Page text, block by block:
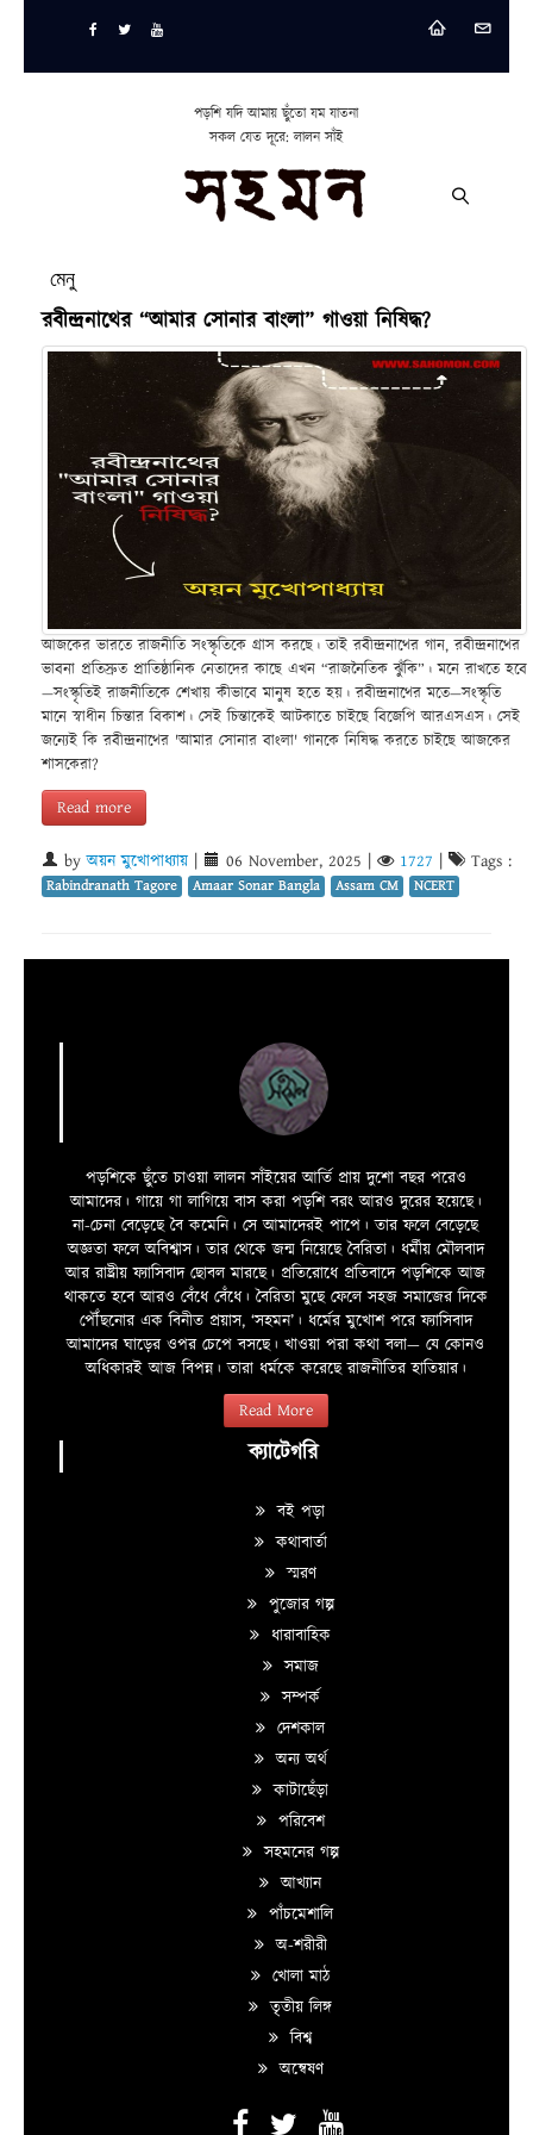
পড়শি যদি আমায় ছুঁতো যম যাতনা
সকল যেত দূরে: লালন সাঁই
মেনু
রবীন্দ্রনাথের “আমার সোনার বাংলা” গাওয়া নিষিদ্ধ?
আজকের ভারতে রাজনীতি সংস্কৃতিকে গ্রাস করছে। তাই রবীন্দ্রনাথের গান, রবীন্দ্রনাথের
ভাবনা প্রতিস্রুত প্রাতিষ্ঠানিক নেতাদের কাছে এখন “রাজনৈতিক ঝুঁকি”। মনে রাখতে হবে
—সংস্কৃতিই রাজনীতিকে শেখায় কীভাবে মানুষ হতে হয়। রবীন্দ্রনাথের মতে—সংস্কৃতি
মানে স্বাধীন চিন্তার বিকাশ। সেই চিন্তাকেই আটকাতে চাইছে বিজেপি আরএসএস। সেই
জন্যেই কি রবীন্দ্রনাথের 'আমার সোনার বাংলা' গানকে নিষিদ্ধ করতে চাইছে আজকের
শাসকেরা?
Read more
byঅয়ন মুখোপাধ্যায় 06 November, 2025 1727 Tags :
Rabindranath Tagore Amaar Sonar Bangla Assam CM NCERT
পড়শিকে ছুঁতে চাওয়া লালন সাঁইয়ের আর্তি প্রায় দুশো বছর পরেও
আমাদের। গায়ে গা লাগিয়ে বাস করা পড়শি বরং আরও দুরের হয়েছে।
না-চেনা বেড়েছে বৈ কমেনি। সে আমাদেরই পাপে। তার ফলে বেড়েছে
অজ্ঞতা ফলে অবিশ্বাস। তার থেকে জন্ম নিয়েছে বৈরিতা। ধর্মীয় মৌলবাদ
আর রাষ্ট্রীয় ফ্যাসিবাদ ছোবল মারছে। প্রতিরোধে প্রতিবাদে পড়শিকে আজ
থাকতে হবে আরও বেঁধে বেঁধে। বৈরিতা মুছে ফেলে সহজ সমাজের দিকে
পৌঁছনোর এক বিনীত প্রয়াস, ‘সহমন’। ধর্মের মুখোশ পরে ফ্যাসিবাদ
আমাদের ঘাড়ের ওপর চেপে বসছে। খাওয়া পরা কথা বলা—­­ যে কোনও
অধিকারই আজ বিপন্ন। তারা ধর্মকে করেছে রাজনীতির হাতিয়ার।
Read More
ক্যাটেগরি
বই পড়া
কথাবার্তা
স্মরণ
পুজোর গল্প
ধারাবাহিক
সমাজ
সম্পর্ক
দেশকাল
অন্য অর্থ
কাটাছেঁড়া
পরিবেশ
সহমনের গল্প
আখ্যান
পাঁচমেশালি
অ-শরীরী
খোলা মাঠ
তৃতীয় লিঙ্গ
বিশ্ব
অন্বেষণ